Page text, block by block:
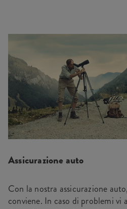
Assicurazione auto
Con la nostra assicurazione
conviene. In caso di problemi vi